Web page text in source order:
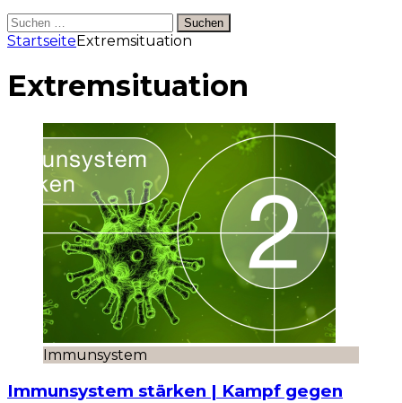
Suchen
nach:
StartseiteExtremsituation
Extremsituation
Immunsystem
Immunsystem stärken | Kampf gegen